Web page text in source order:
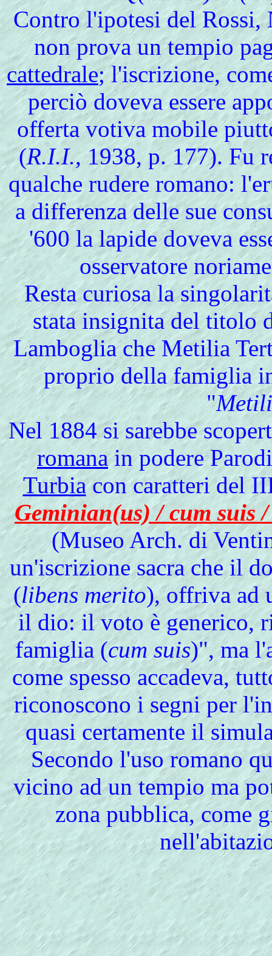
Contro l'ipotesi del Rossi,
non prova un tempio
cattedrale; l'iscrizione,
perciò doveva essere
offerta votiva mobile
(R.I.I., 1938, p. 177). Fu
qualche rudere romano:
a differenza delle sue
'600 la lapide doveva
osservatore
Resta curiosa la
stata insignita del titolo
Lamboglia che Metilia
proprio della famiglia
"
Nel1884 si sarebbe
romanain podere
Turbiacon caratteri del
Geminian(us) / cum suis
(Museo Arch. di
un'iscrizione sacra che il
(libens merito), offriva ad
il dio: il voto è generico,
famiglia (cum suis)", ma
come spesso accadeva,
riconoscono i segni per
quasi certamente il
Secondo l'uso romano
vicino ad un tempio ma
zona pubblica, come